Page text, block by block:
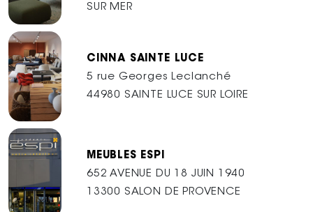
SUR MER
CINNA SAINTE LUCE
5 rue Georges Leclanché
44980 SAINTE LUCE SUR LOIRE
MEUBLES ESPI
652 AVENUE DU 18 JUIN 1940
13300 SALON DE PROVENCE